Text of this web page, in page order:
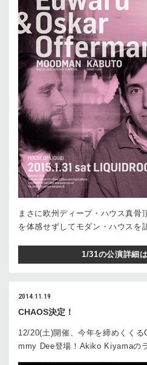
まさに欧州ディープ・ハウス真骨
を体感せずしてモダン・ハウスを
1/31の公演詳細
2014.11.19
CHAOS決定！
12/20(土)開催、今年を締めくく
mmy Dee登場！Akiko Kiyamaの